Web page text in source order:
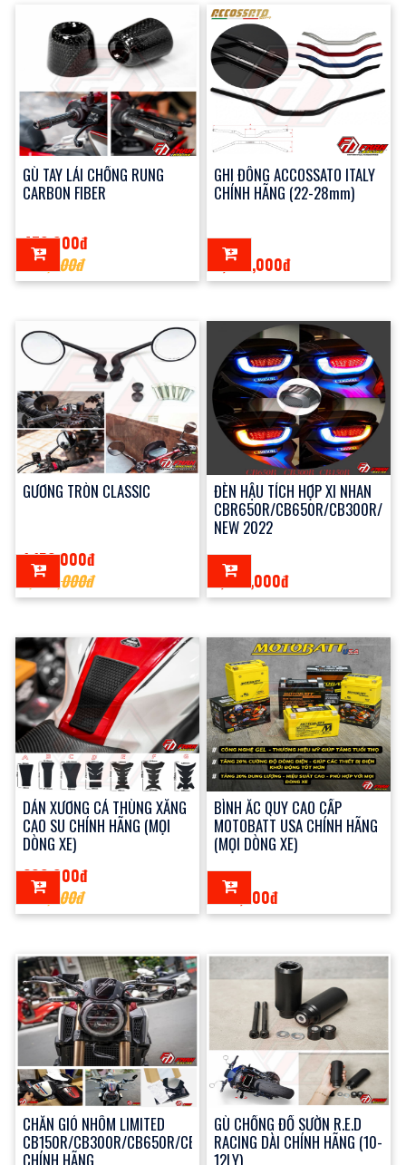
GÙ TAY LÁI CHỐNG RUNG
CARBON FIBER
470,000đ
500,000đ
GHI ĐÔNG ACCOSSATO ITALY
CHÍNH HÃNG (22-28mm)
2,600,000đ
GƯƠNG TRÒN CLASSIC
1,150,000đ
1,300,000đ
ĐÈN HẬU TÍCH HỢP XI NHAN
CBR650R/CB650R/CB300R/
NEW 2022
1,300,000đ
DÁN XƯƠNG CÁ THÙNG XĂNG
CAO SU CHÍNH HÃNG (MỌI
DÒNG XE)
200,000đ
360,000đ
BÌNH ẮC QUY CAO CẤP
MOTOBATT USA CHÍNH HÃNG
(MỌI DÒNG XE)
320,000đ
CHẮN GIÓ NHÔM LIMITED
CB150R/CB300R/CB650R/CB1000R
CHÍNH HÃNG
GÙ CHỐNG ĐỔ SƯỜN R.E.D
RACING DÀI CHÍNH HÃNG (10-
12LY)